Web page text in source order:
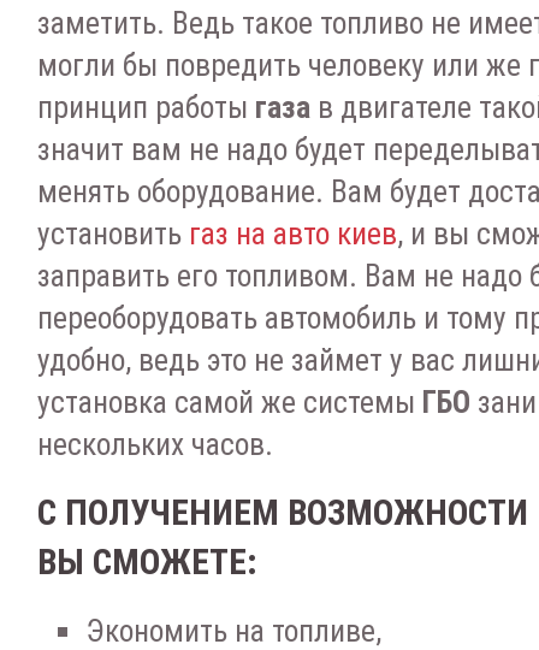
заметить. Ведь такое топливо не
могли бы повредить человеку или же
принцип работы газа в двигателе
значит вам не надо будет
менять оборудование. Вам будет
установить газ на авто киев, и вы
заправить его топливом. Вам не надо
переоборудовать автомобиль и тому
удобно, ведь это не займет у вас
установка самой же системы ГБО
нескольких часов.
С ПОЛУЧЕНИЕМ ВОЗМОЖНОСТИ
ВЫ СМОЖЕТЕ:
Экономить на топливе,